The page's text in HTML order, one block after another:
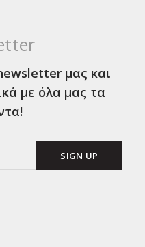
μας και
με όλα μας τα